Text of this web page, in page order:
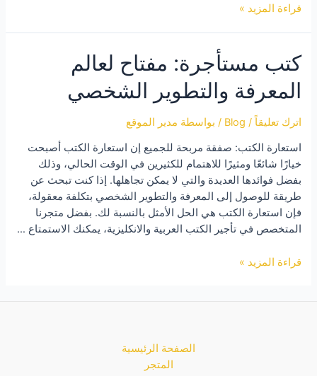
استئجار
جديدة
لاكتشاف
العالم
قراءة المزيد »
كتب مستأجرة: مفتاح لعالم
المعرفة والتطوير الشخصي
اترك تعليقاً /
Blog / بواسطة مدير الموقع
استعارة الكتب: صفقة مربحة للجميع إن استعارة الكتب أصبحت
خيارًا شائعًا ومثيرًا للاهتمام للكثيرين في الوقت الحالي، وذلك
بفضل فوائدها العديدة والتي لا يمكن تجاهلها. إذا كنت تبحث عن
طريقة للوصول إلى المعرفة والتطوير الشخصي بتكلفة معقولة،
فإن استعارة الكتب هي الحل الأمثل بالنسبة لك. بفضل متجرنا
المتخصص في تأجير الكتب العربية والانكليزية، يمكنك الاستمتاع …
كتب
قراءة المزيد »
الصفحة الرئيسية
المتجر